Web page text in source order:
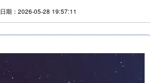
日期：2026-05-28 19:57:11